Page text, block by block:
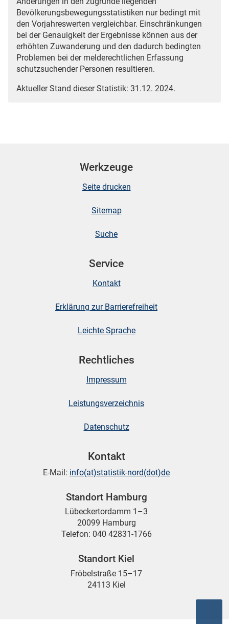
Bevölkerungsbewegungsstatistiken nur bedingt mit
den Vorjahreswerten vergleichbar. Einschränkungen
bei der Genauigkeit der Ergebnisse können aus der
erhöhten Zuwanderung und den dadurch bedingten
Problemen bei der melderechtlichen Erfassung
schutzsuchender Personen resultieren.
Aktueller Stand dieser Statistik: 31.12. 2024.
Werkzeuge
Seite drucken
Sitemap
Suche
Service
Kontakt
Erklärung zur Barrierefreiheit
Leichte Sprache
Rechtliches
Impressum
Leistungsverzeichnis
Datenschutz
Kontakt
E-Mail: info(at)statistik-nord(dot)de
Standort Hamburg
Lübeckertordamm 1–3
20099 Hamburg
Telefon: 040 42831-1766
Standort Kiel
Fröbelstraße 15–17
24113 Kiel